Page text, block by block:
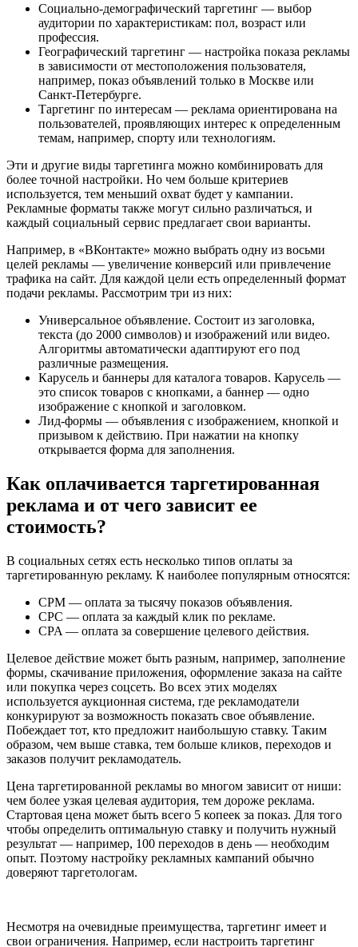
Социально-демографический таргетинг — выбор
аудитории по характеристикам: пол, возраст или
профессия.
Географический таргетинг — настройка показа рекламы
в зависимости от местоположения пользователя,
например, показ объявлений только в Москве или
Санкт-Петербурге.
Таргетинг по интересам — реклама ориентирована на
пользователей, проявляющих интерес к определенным
темам, например, спорту или технологиям.
Эти и другие виды таргетинга можно комбинировать для
более точной настройки. Но чем больше критериев
используется, тем меньший охват будет у кампании.
Рекламные форматы также могут сильно различаться, и
каждый социальный сервис предлагает свои варианты.
Например, в «ВКонтакте» можно выбрать одну из восьми
целей рекламы — увеличение конверсий или привлечение
трафика на сайт. Для каждой цели есть определенный формат
подачи рекламы. Рассмотрим три из них:
Универсальное объявление. Состоит из заголовка,
текста (до 2000 символов) и изображений или видео.
Алгоритмы автоматически адаптируют его под
различные размещения.
Карусель и баннеры для каталога товаров. Карусель —
это список товаров с кнопками, а баннер — одно
изображение с кнопкой и заголовком.
Лид-формы — объявления с изображением, кнопкой и
призывом к действию. При нажатии на кнопку
открывается форма для заполнения.
Как оплачивается таргетированная
реклама и от чего зависит ее
стоимость?
В социальных сетях есть несколько типов оплаты за
таргетированную рекламу. К наиболее популярным относятся:
CPM — оплата за тысячу показов объявления.
CPC — оплата за каждый клик по рекламе.
CPA — оплата за совершение целевого действия.
Целевое действие может быть разным, например, заполнение
формы, скачивание приложения, оформление заказа на сайте
или покупка через соцсеть. Во всех этих моделях
используется аукционная система, где рекламодатели
конкурируют за возможность показать свое объявление.
Побеждает тот, кто предложит наибольшую ставку. Таким
образом, чем выше ставка, тем больше кликов, переходов и
заказов получит рекламодатель.
Цена таргетированной рекламы во многом зависит от ниши:
чем более узкая целевая аудитория, тем дороже реклама.
Стартовая цена может быть всего 5 копеек за показ. Для того
чтобы определить оптимальную ставку и получить нужный
результат — например, 100 переходов в день — необходим
опыт. Поэтому настройку рекламных кампаний обычно
доверяют таргетологам.
Несмотря на очевидные преимущества, таргетинг имеет и
свои ограничения. Например, если настроить таргетинг